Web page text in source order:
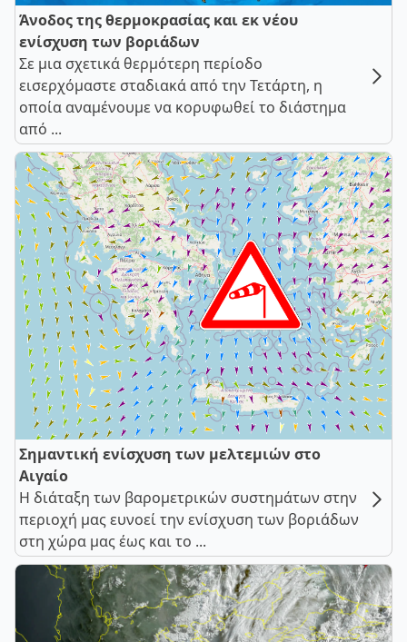
Άνοδος της θερμοκρασίας και εκ νέου
ενίσχυση των βοριάδων
Σε μια σχετικά θερμότερη περίοδο
εισερχόμαστε σταδιακά από την Τετάρτη, η
οποία αναμένουμε να κορυφωθεί το διάστημα
από ...
Σημαντική ενίσχυση των μελτεμιών στο
Αιγαίο
Η διάταξη των βαρομετρικών συστημάτων στην
περιοχή μας ευνοεί την ενίσχυση των βοριάδων
στη χώρα μας έως και το ...